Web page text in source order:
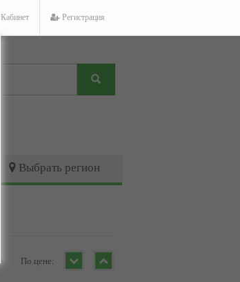
Кабинет Регистрация
Выбрать регион
По цене: